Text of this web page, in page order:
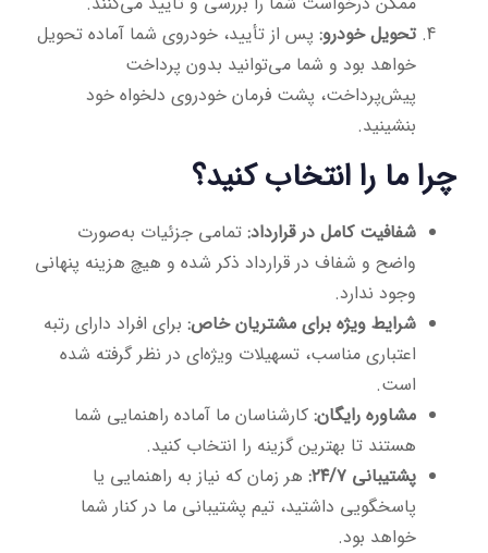
تحویل خودرو: پس از تأیید، خودروی شما آماده تحویل
خواهد بود و شما می‌توانید بدون پرداخت
پیش‌پرداخت، پشت فرمان خودروی دلخواه خود
بنشینید.
چرا ما را انتخاب کنید؟
شفافیت کامل در قرارداد: تمامی جزئیات به‌صورت
واضح و شفاف در قرارداد ذکر شده و هیچ هزینه پنهانی
وجود ندارد.
شرایط ویژه برای مشتریان خاص: برای افراد دارای رتبه
اعتباری مناسب، تسهیلات ویژه‌ای در نظر گرفته شده
است.
مشاوره رایگان: کارشناسان ما آماده راهنمایی شما
هستند تا بهترین گزینه را انتخاب کنید.
پشتیبانی ۲۴/۷:
هر زمان که نیاز به راهنمایی یا
پاسخگویی داشتید، تیم پشتیبانی ما در کنار شما
خواهد بود.